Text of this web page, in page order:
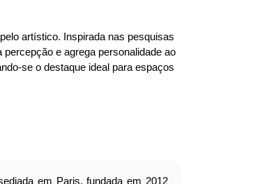
artístico. Inspirada nas pesquisas
e agrega personalidade ao
se o destaque ideal para espaços
em Paris, fundada em 2012